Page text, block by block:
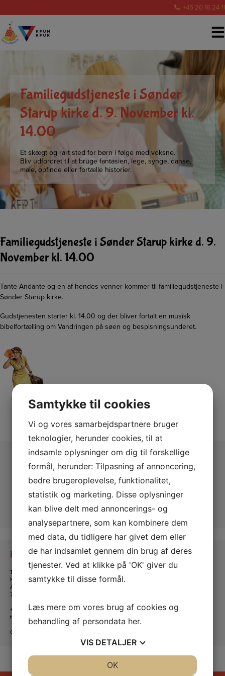
indholdet
+45 20 16 24 11
Familiegudstjeneste i Sønder
Starup kirke d. 9. November kl.
14.00
Et skægt og rart sted for børn i følge med voksne.
Bliv udfordret til at bruge fantasien, lege, synge, danse,
male, opfinde eller fortælle historier.
Familiegudstjeneste i Sønder Starup kirke d. 9.
November kl. 14.00
Tante Andante og en af hendes venner kommer til familiegudstjeneste i
Sønder Starup kirke.
Gudstjenesten starter kl. 14.00 og der bliver fortalt en musisk
bibelfortælling om Vandringen på søen og bespisningsunderet.
Kontakt os
Tante Andante Hus
KFUM og KFUK i Lemvig
Ågade 5
7620 Lemvig
+45 20 16 24 11
tanteandante@kfum-kfuk.dk
CVR: 30771397
Samtykke til cookies
Vi og vores samarbejdspartnere bruger
teknologier, herunder cookies, til at
indsamle oplysninger om dig til forskellige
formål, herunder: Tilpasning af annoncering,
bedre brugeroplevelse, funktionalitet,
statistik og marketing. Disse oplysninger
kan blive delt med annoncerings- og
analysepartnere, som kan kombinere dem
med data, du tidligere har givet dem eller
de har indsamlet gennem din brug af deres
tjenester. Ved at klikke på 'OK' giver du
samtykke til disse formål.
Læs mere om vores brug af cookies og
behandling af persondata her.
VIS DETALJER
OK